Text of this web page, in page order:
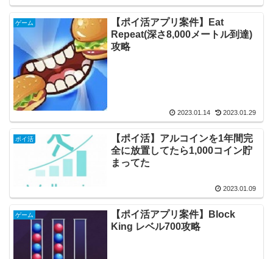
ゲーム
【ポイ活アプリ案件】Eat
Repeat(深さ8,000メートル到達)
攻略
2023.01.14 2023.01.29
ポイ活
【ポイ活】アルコインを1年間完
全に放置してたら1,000コイン貯
まってた
2023.01.09
ゲーム
【ポイ活アプリ案件】Block
King レベル700攻略